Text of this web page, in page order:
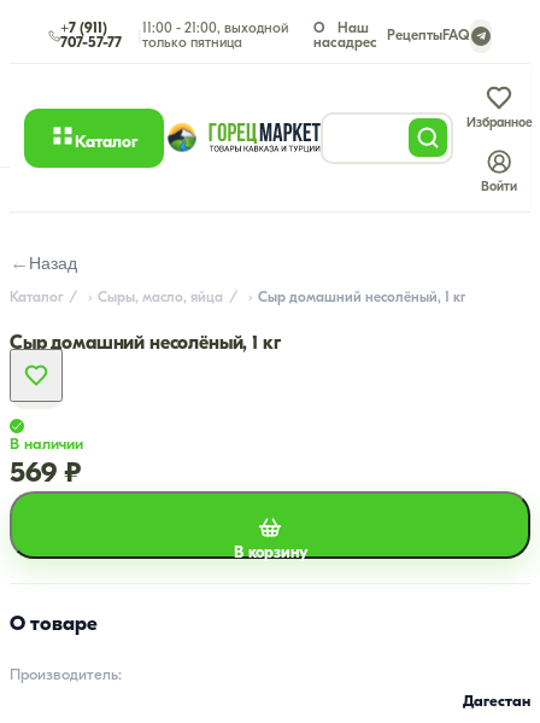
+7 (911)
707-57-77
11:00 - 21:00, выходной
только пятница
О
нас
Наш
адрес
РецептыFAQ
Каталог
Избранное
Войти
← Назад
Каталог Сыры, масло, яйца Сыр домашний несолёный, 1 кг
Сыр домашний несолёный, 1 кг
В наличии
569 ₽
В корзину
О товаре
Производитель:
Дагестан